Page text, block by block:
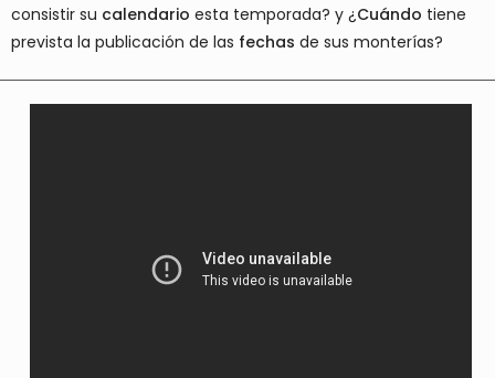
consistir su calendario esta temporada? y ¿Cuándo tiene
prevista la publicación de las fechas de sus monterías?